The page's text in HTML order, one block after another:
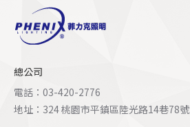
總公司
電話：03-420-2776
地址：324 桃園市平鎮區陸光路14巷78號